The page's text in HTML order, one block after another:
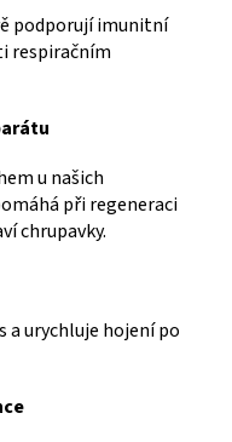
podporují imunitní
respiračním
u našich
při regeneraci
chrupavky.
urychluje hojení po